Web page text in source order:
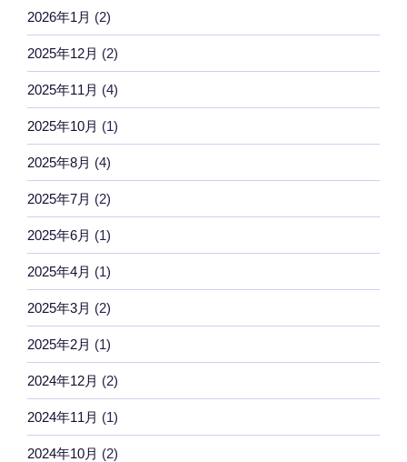
2026年1月 (2)
2025年12月 (2)
2025年11月 (4)
2025年10月 (1)
2025年8月 (4)
2025年7月 (2)
2025年6月 (1)
2025年4月 (1)
2025年3月 (2)
2025年2月 (1)
2024年12月 (2)
2024年11月 (1)
2024年10月 (2)